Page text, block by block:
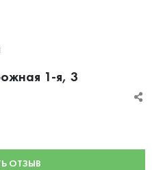
1-я, 3
ОТЗЫВ